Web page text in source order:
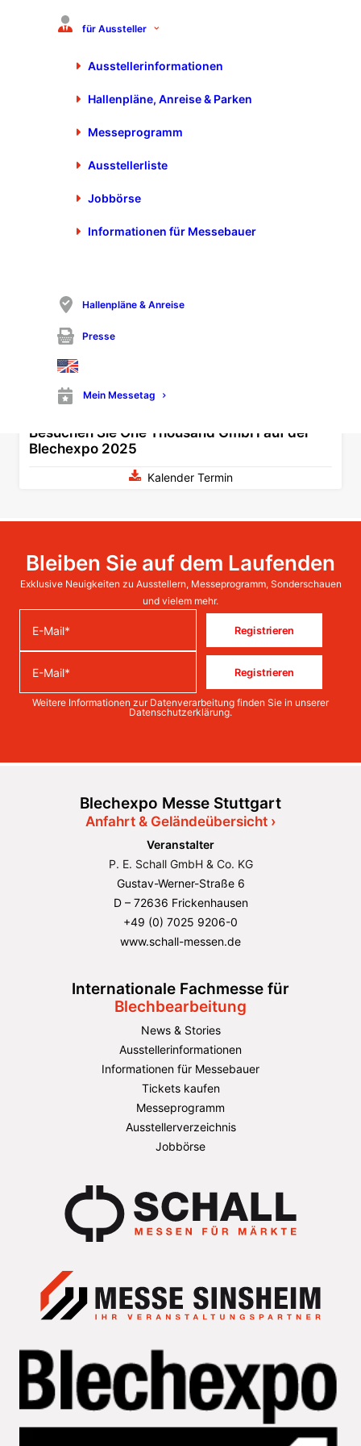
für Aussteller
Ausstellerinformationen
Hallenpläne, Anreise & Parken
Messeprogramm
Ausstellerliste
Jobbörse
Informationen für Messebauer
Hallenpläne & Anreise
Presse
Mein Messetag
NACE bis zu kundenspezifischen Standards.
Leuschnerdamm 13
+49 171 355 9663
tim.schleicher@onethousand.ai
Besuchen Sie One Thousand GmbH auf der
Blechexpo 2025
Kalender Termin
Bleiben Sie auf dem Laufenden
Exklusive Neuigkeiten zu Ausstellern, Messeprogramm, Sonderschauen
und vielem mehr.
Registrieren
Registrieren
Weitere Informationen zur Datenverarbeitung finden Sie in unserer
Datenschutzerklärung.
Blechexpo Messe Stuttgart
Anfahrt & Geländeübersicht ›
Veranstalter
P. E. Schall GmbH & Co. KG
Gustav-Werner-Straße 6
D – 72636 Frickenhausen
+49 (0) 7025 9206-0
www.schall-messen.de
Internationale Fachmesse für
Blechbearbeitung
News & Stories
Ausstellerinformationen
Informationen für Messebauer
Tickets kaufen
Messeprogramm
Ausstellerverzeichnis
Jobbörse